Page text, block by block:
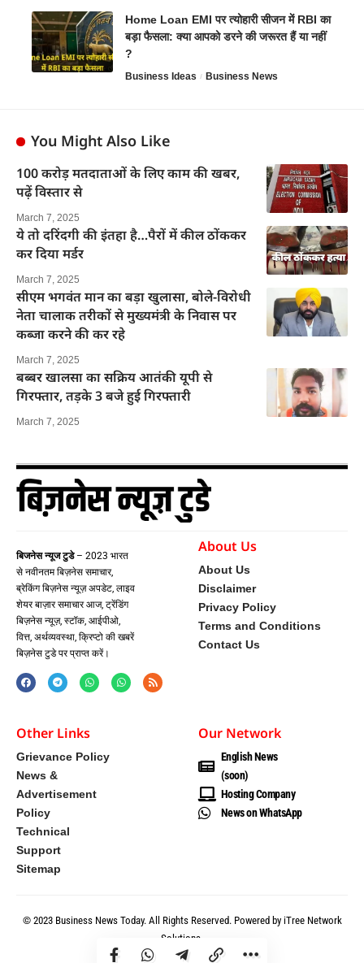
Home Loan EMI पर त्योहारी सीजन में RBI का
बड़ा फैसला: क्या आपको डरने की जरूरत हैं या नहीं
?
Business Ideas Business News
You Might Also Like
100 करोड़ मतदाताओं के लिए काम की खबर,
पढ़ें विस्तार से
March 7, 2025
ये तो दरिंदगी की इंतहा है…पैरों में कील ठोंककर
कर दिया मर्डर
March 7, 2025
सीएम भगवंत मान का बड़ा खुलासा, बोले-विरोधी
नेता चालाक तरीकों से मुख्यमंत्री के निवास पर
कब्जा करने की कर रहे
March 7, 2025
बब्बर खालसा का सक्रिय आतंकी यूपी से
गिरफ्तार, तड़के 3 बजे हुई गिरफ्तारी
March 7, 2025
बिजनेस न्यूज टुडे– 2023 भारत
से नवीनतम बिज़नेस समाचार,
ब्रेकिंग बिज़नेस न्यूज़ अपडेट, लाइव
शेयर बाज़ार समाचार आज, ट्रेंडिंग
बिज़नेस न्यूज़, स्टॉक, आईपीओ,
वित्त, अर्थव्यवस्था, क्रिप्टो की खबरें
बिज़नेस टुडे पर प्राप्त करें।
About Us
About Us
Disclaimer
Privacy Policy
Terms and Conditions
Contact Us
Other Links
Grievance Policy
News &
Advertisement
Policy
Technical
Support
Sitemap
Our Network
English News
(soon)
Hosting Company
News on WhatsApp
© 2023 Business News Today. All Rights Reserved. Powered by iTree Network
Solutions.